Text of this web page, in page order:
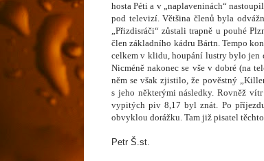
hosta Péti a v „naplaveninách“
pod televizí. Většina členů byla
„Přizdisráči“ zůstali trapně u pouhé
člen základního kádru Bártn. Tempo
celkem v klidu, houpání lustry bylo jen
Nicméně nakonec se vše v dobré (na
něm se však zjistilo, že pověstný
s jeho některými následky. Rovněž
vypitých piv 8,17 byl znát. Po
obvyklou dorážku. Tam již pisatel
Petr Š.st.